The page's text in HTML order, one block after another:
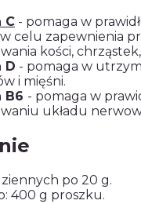
C - pomaga w
celu zapewnienia
kości, chrząstek,
D - pomaga w
i mięśni.
B6 - pomaga w
układu
po 20 g.
400 g proszku.